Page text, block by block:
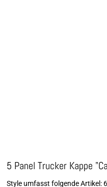
5 Panel Trucker Kappe
Style umfasst folgende Artikel: